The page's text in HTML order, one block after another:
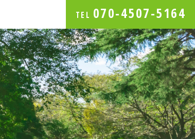
TEL 070-4507-5164